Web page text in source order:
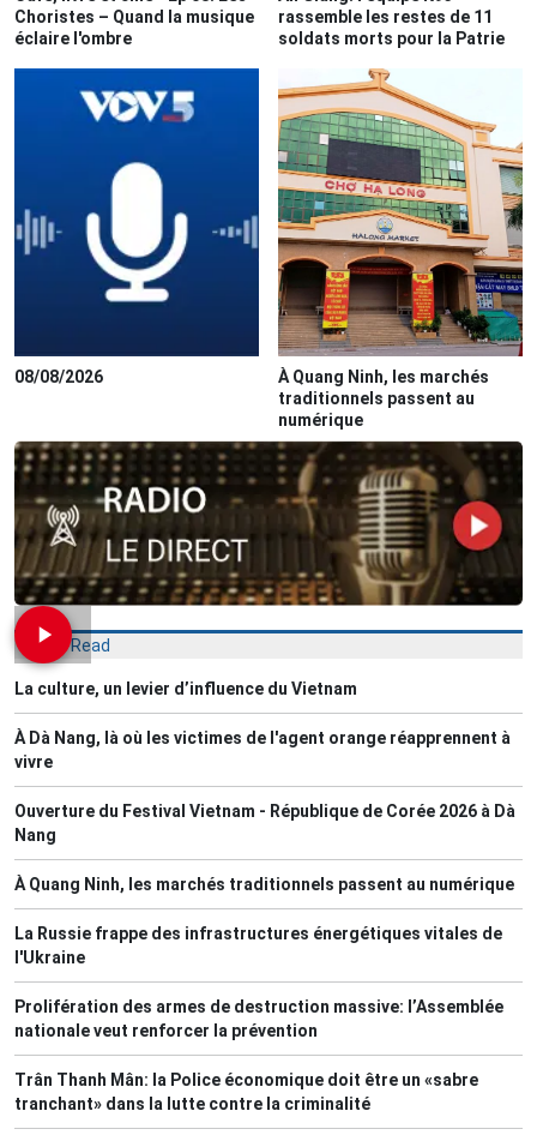
Choristes – Quand la musique
éclaire l'ombre
rassemble les restes de 11
soldats morts pour la Patrie
08/08/2026
À Quang Ninh, les marchés
traditionnels passent au
numérique
Most Read
La culture, un levier d’influence du Vietnam
À Dà Nang, là où les victimes de l'agent orange réapprennent à
vivre
Ouverture du Festival Vietnam - République de Corée 2026 à Dà
Nang
À Quang Ninh, les marchés traditionnels passent au numérique
La Russie frappe des infrastructures énergétiques vitales de
l'Ukraine
Prolifération des armes de destruction massive: l’Assemblée
nationale veut renforcer la prévention
Trân Thanh Mân: la Police économique doit être un «sabre
tranchant» dans la lutte contre la criminalité